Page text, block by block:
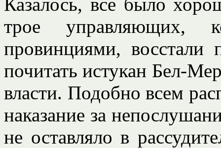
трое управляющих,
провинциями, восстали
почитать истукан Бел-
власти. Подобно всем
наказание за
не оставляло в